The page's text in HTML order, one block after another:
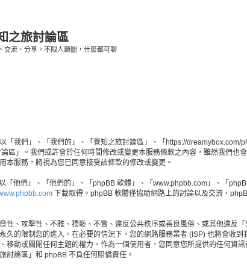
之旅討論區
交流、分享。不限人類圖，什麼都可聊
「我們」、「我們的」、「覺知之旅討論區」、「https://
區」。我們或許會於任何時間修改或變更本服務條款之內容，雖然我們
本服務，將視為您已同意接受該條款的修改或變更。
「他們」、「他們的」、「phpBB 軟體」、「www.phpbb.com」、「
下載取得。phpBB 軟體僅協助網路上的討論以及交流，
性、攻擊性、不雅、猥褻、不實、違反公共秩序或善良風俗、或其他違
久的限制您的進入。在必要的情況下，您的網路服務業者 (ISP) 也將會收
移動或關閉任何主題的權力。作為一個使用者，您同意您所提供的任何
討論區」和 phpBB 不負任何賠償責任。